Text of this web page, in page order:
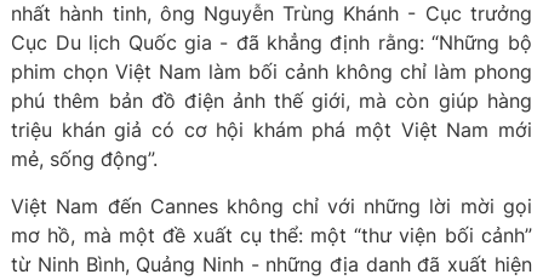
nhất hành tinh, ông Nguyễn Trùng Khánh - Cục trưởng
Cục Du lịch Quốc gia - đã khẳng định rằng: “Những bộ
phim chọn Việt Nam làm bối cảnh không chỉ làm phong
phú thêm bản đồ điện ảnh thế giới, mà còn giúp hàng
triệu khán giả có cơ hội khám phá một Việt Nam mới
mẻ, sống động”.
Việt Nam đến Cannes không chỉ với những lời mời gọi
mơ hồ, mà một đề xuất cụ thể: một “thư viện bối cảnh”
từ Ninh Bình, Quảng Ninh - những địa danh đã xuất hiện